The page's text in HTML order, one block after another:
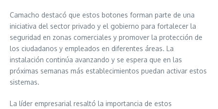
Camacho destacó que estos botones forman parte de una
iniciativa del sector privado y el gobierno para fortalecer la
seguridad en zonas comerciales y promover la protección de
los ciudadanos y empleados en diferentes áreas. La
instalación continúa avanzando y se espera que en las
próximas semanas más establecimientos puedan activar estos
sistemas.
La líder empresarial resaltó la importancia de estos